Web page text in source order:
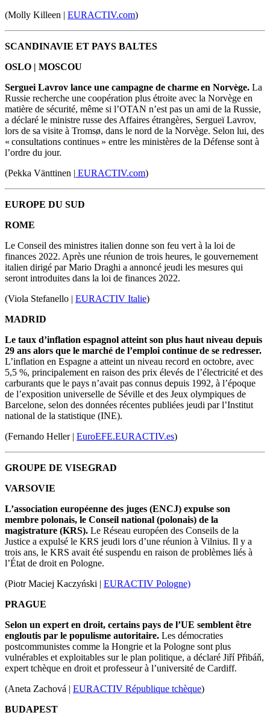
(Molly Killeen | EURACTIV.com)
SCANDINAVIE ET PAYS BALTES
OSLO | MOSCOU
Serguei Lavrov lance une campagne de charme en Norvège. La
Russie recherche une coopération plus étroite avec la Norvège en
matière de sécurité, même si l’OTAN n’est pas un ami de la Russie,
a déclaré le ministre russe des Affaires étrangères, Sergueï Lavrov,
lors de sa visite à Tromsø, dans le nord de la Norvège. Selon lui, des
« consultations continues » entre les ministères de la Défense sont à
l’ordre du jour.
(Pekka Vänttinen | EURACTIV.com)
EUROPE DU SUD
ROME
Le Conseil des ministres italien donne son feu vert à la loi de
finances 2022. Après une réunion de trois heures, le gouvernement
italien dirigé par Mario Draghi a annoncé jeudi les mesures qui
seront introduites dans la loi de finances 2022.
(Viola Stefanello | EURACTIV Italie)
MADRID
Le taux d’inflation espagnol atteint son plus haut niveau depuis
29 ans alors que le marché de l’emploi continue de se redresser.
L’inflation en Espagne a atteint un niveau record en octobre, avec
5,5 %, principalement en raison des prix élevés de l’électricité et des
carburants que le pays n’avait pas connus depuis 1992, à l’époque
de l’exposition universelle de Séville et des Jeux olympiques de
Barcelone, selon des données récentes publiées jeudi par l’Institut
national de la statistique (INE).
(Fernando Heller | EuroEFE.EURACTIV.es)
GROUPE DE VISEGRAD
VARSOVIE
L’association européenne des juges (ENCJ) expulse son
membre polonais, le Conseil national (polonais) de la
magistrature (KRS). Le Réseau européen des Conseils de la
Justice a expulsé le KRS jeudi lors d’une réunion à Vilnius. Il y a
trois ans, le KRS avait été suspendu en raison de problèmes liés à
l’État de droit en Pologne.
(Piotr Maciej Kaczyński | EURACTIV Pologne)
PRAGUE
Selon un expert en droit, certains pays de l’UE semblent être
engloutis par le populisme autoritaire. Les démocraties
postcommunistes comme la Hongrie et la Pologne sont plus
vulnérables et exploitables sur le plan politique, a déclaré Jiří Přibáň,
expert tchèque en droit et professeur à l’université de Cardiff.
(Aneta Zachová | EURACTIV République tchèque)
BUDAPEST